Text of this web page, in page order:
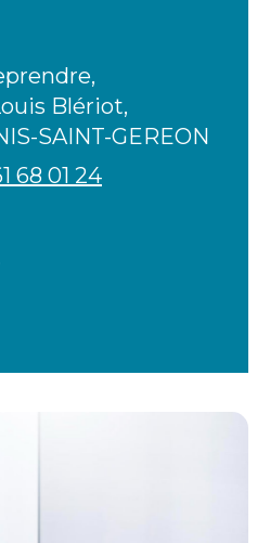
Blériot,
SAINT-GEREON
68 01 24